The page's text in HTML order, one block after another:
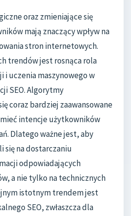
oraz zmieniające się
mają znaczący wpływ na
stron internetowych.
trendów jest rosnąca rola
uczenia maszynowego w
SEO. Algorytmy
coraz bardziej zaawansowane
intencje użytkowników
Dlatego ważne jest, aby
się na dostarczaniu
odpowiadających
a nie tylko na technicznych
istotnym trendem jest
SEO, zwłaszcza dla